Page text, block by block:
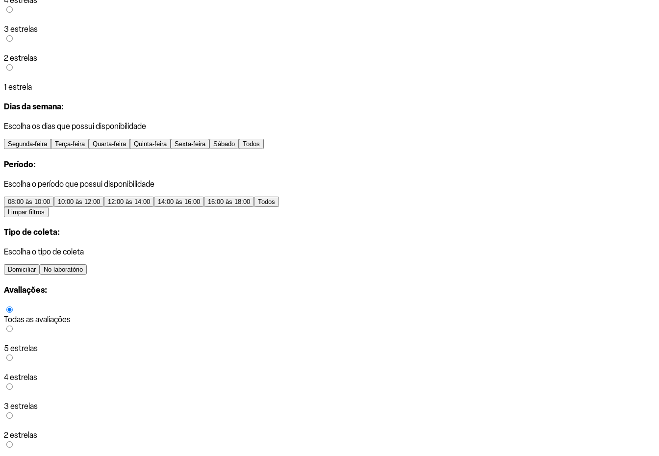
3 estrelas
2 estrelas
1 estrela
Dias da semana:
Escolha os dias que possui disponibilidade
Segunda-feira Terça-feira Quarta-feira Quinta-feira Sexta-feira Sábado Todos
Período:
Escolha o período que possui disponibilidade
08:00 às 10:00 10:00 às 12:00 12:00 às 14:00 14:00 às 16:00 16:00 às 18:00
Todos
Limpar filtros
Tipo de coleta:
Escolha o tipo de coleta
Domiciliar No laboratório
Avaliações:
Todas as avaliações
5 estrelas
4 estrelas
3 estrelas
2 estrelas